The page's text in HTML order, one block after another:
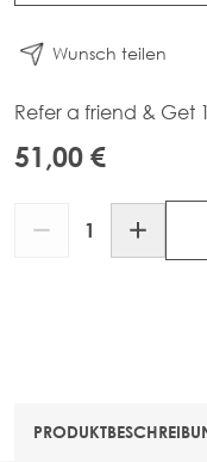
Wunsch teilen
Refer a friend & Get
51,00 €